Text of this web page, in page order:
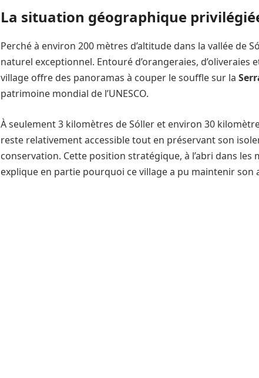
La situation géographique
Perché à environ 200 mètres d’altitude dans la vallée de
naturel exceptionnel. Entouré d’orangeraies,
village offre des panoramas à couper le souffle sur la
patrimoine mondial de l’UNESCO.
À seulement 3 kilomètres de Sóller et environ 30
reste relativement accessible tout en préservant son
conservation. Cette position stratégique, à l’abri dans les
explique en partie pourquoi ce village a pu maintenir son